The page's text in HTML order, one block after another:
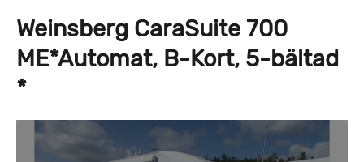
Weinsberg CaraSuite 700
ME*Automat, B-Kort, 5-bältad
*